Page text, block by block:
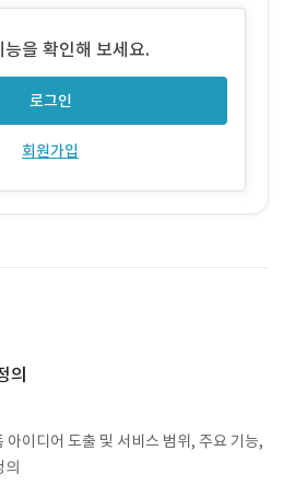
의 상세 페이지입니다.
능을 확인해 보세요.
로그인
회원가입
의
아이디어 도출 및 서비스 범위, 주요 기능,
의